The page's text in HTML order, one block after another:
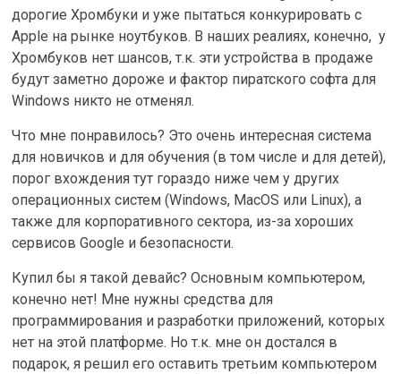
дорогие Хромбуки и уже пытаться конкурировать с
Apple на рынке ноутбуков. В наших реалиях, конечно, у
Хромбуков нет шансов, т.к. эти устройства в продаже
будут заметно дороже и фактор пиратского софта для
Windows никто не отменял.
Что мне понравилось? Это очень интересная система
для новичков и для обучения (в том числе и для детей),
порог вхождения тут гораздо ниже чем у других
операционных систем (Windows, MacOS или Linux), а
также для корпоративного сектора, из-за хороших
сервисов Google и безопасности.
Купил бы я такой девайс? Основным компьютером,
конечно нет! Мне нужны средства для
программирования и разработки приложений, которых
нет на этой платформе. Но т.к. мне он достался в
подарок, я решил его оставить третьим компьютером